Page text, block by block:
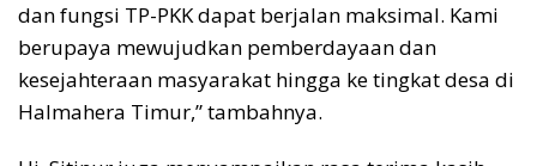
dan fungsi TP-PKK dapat berjalan maksimal. Kami
berupaya mewujudkan pemberdayaan dan
kesejahteraan masyarakat hingga ke tingkat desa di
Halmahera Timur,” tambahnya.